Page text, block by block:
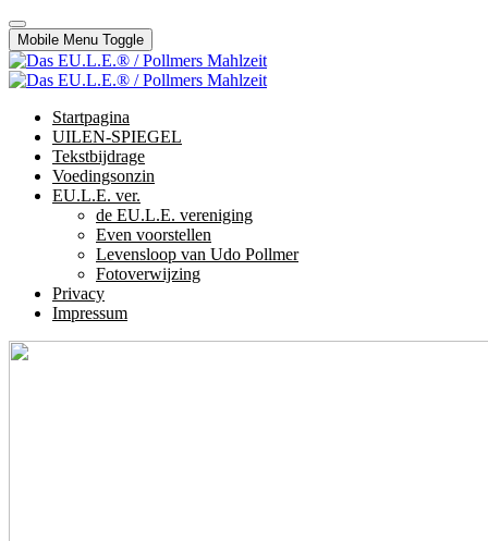
Mobile Menu Toggle
Startpagina
UILEN-SPIEGEL
Tekstbijdrage
Voedingsonzin
EU.L.E. ver.
de EU.L.E. vereniging
Even voorstellen
Levensloop van Udo Pollmer
Fotoverwijzing
Privacy
Impressum